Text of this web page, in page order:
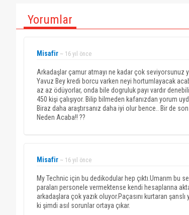
Yorumlar
Misafir ~ 16 yıl önce
Arkadaşlar çamur atmayı ne kadar çok seviyorsunuz
Yavuz Bey kredi borcu varken neyi hortumlayacak
az az ödüyorlar, onda bile dogruluk payı vardır
450 kişi çalışıyor. Bilip bilmeden kafanızdan yorum
Biraz daha araştırsanız daha iyi olur bence.. Bir de
Neden Acaba!! ??
Misafir ~ 16 yıl önce
My Technic için bu dedikodular hep çıktı.Umarım
paraları personele vermektense kendi hesaplarına
arkadaşlara çok yazık oluyor.Paçasını kurtaran
ki şimdi asıl sorunlar ortaya çıkar.